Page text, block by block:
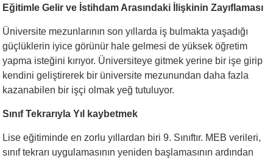
Eğitimle Gelir ve İstihdam Arasındaki İlişkinin Zayıflaması
Üniversite mezunlarının son yıllarda iş bulmakta yaşadığı
güçlüklerin iyice görünür hale gelmesi de yüksek öğretim
yapma isteğini kırıyor. Üniversiteye gitmek yerine bir işe girip
kendini geliştirerek bir üniversite mezunundan daha fazla
kazanabilen bir işçi olmak yeğ tutuluyor.
Sınıf Tekrarıyla Yıl kaybetmek
Lise eğitiminde en zorlu yıllardan biri 9. Sınıftır. MEB verileri,
sınıf tekrarı uygulamasının yeniden başlamasının ardından